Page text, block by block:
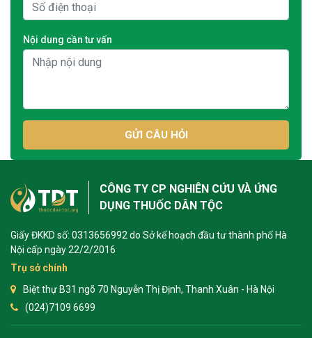
Nội dung cần tư vấn
GỬI CÂU HỎI
CÔNG TY CP NGHIÊN CỨU VÀ ỨNG
DỤNG THUỐC DÂN TỘC
Giấy ĐKKD số: 0313656992 do Sở kế hoạch đầu tư thành phố Hà
Nội cấp ngày 22/2/2016
Trụ sở chính
Biệt thự B31 ngõ 70 Nguyễn Thị Định, Thanh Xuân - Hà Nội
(024)7109 6699